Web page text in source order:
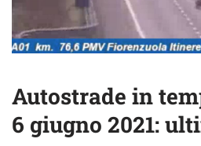
Autostrade in
6 giugno 2021: